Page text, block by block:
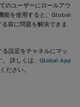
のユーザーにロールアウ
能を使用すると、Global
前に問題を解決できま
設定をチャネルにマッ
詳しくは、 Global App
ださい。